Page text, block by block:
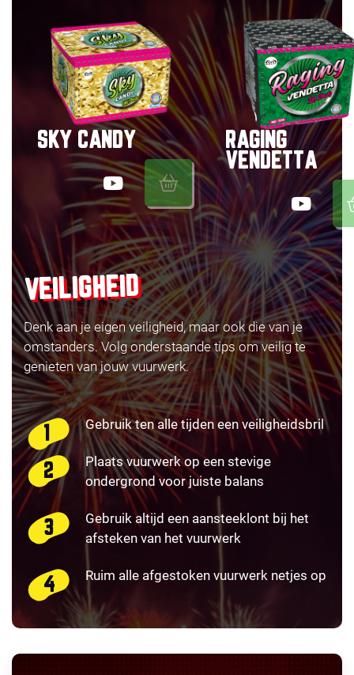
SKY CANDY
RAGING
VENDETTA
VEILIGHEID
Denk aan je eigen veiligheid, maar ook die van je
omstanders. Volg onderstaande tips om veilig te
genieten van jouw vuurwerk.
Gebruik ten alle tijden een veiligheidsbril
Plaats vuurwerk op een stevige
ondergrond voor juiste balans
Gebruik altijd een aansteeklont bij het
afsteken van het vuurwerk
Ruim alle afgestoken vuurwerk netjes op